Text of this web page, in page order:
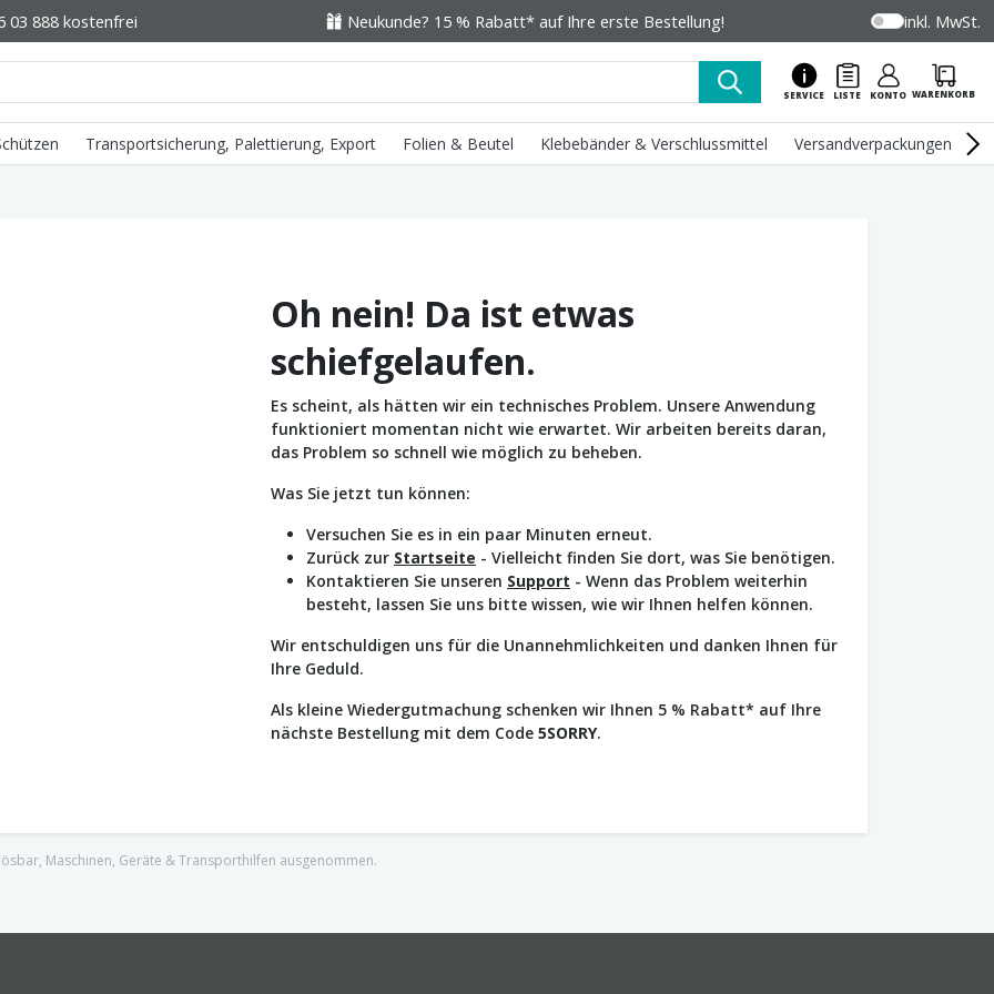
03 888 kostenfrei Neukunde? 15 % Rabatt* auf Ihre erste Bestellung! inkl. MwSt.
SERVICE LISTE KONTO WARENKORB
Transportsicherung, Palettierung, Export Folien & Beutel Klebebänder & Verschlussmittel Versandverpackungen
Oh nein! Da ist etwas
schiefgelaufen.
Es scheint, als hätten wir ein technisches Problem. Unsere Anwendung
funktioniert momentan nicht wie erwartet. Wir arbeiten bereits daran,
das Problem so schnell wie möglich zu beheben.
Was Sie jetzt tun können:
Versuchen Sie es in ein paar Minuten erneut.
Zurück zur Startseite - Vielleicht finden Sie dort, was Sie benötigen.
Kontaktieren Sie unseren Support - Wenn das Problem weiterhin
besteht, lassen Sie uns bitte wissen, wie wir Ihnen helfen können.
Wir entschuldigen uns für die Unannehmlichkeiten und danken Ihnen für
Ihre Geduld.
Als kleine Wiedergutmachung schenken wir Ihnen 5 % Rabatt* auf Ihre
nächste Bestellung mit dem Code 5SORRY.
Maschinen, Geräte & Transporthilfen ausgenommen.